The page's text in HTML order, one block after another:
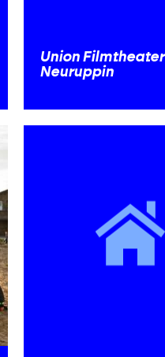
Union Filmtheater
Neuruppin